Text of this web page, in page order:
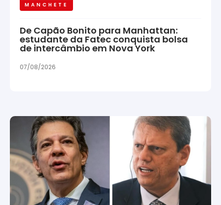
MANCHETE
De Capão Bonito para Manhattan:
estudante da Fatec conquista bolsa
de intercâmbio em Nova York
07/08/2026